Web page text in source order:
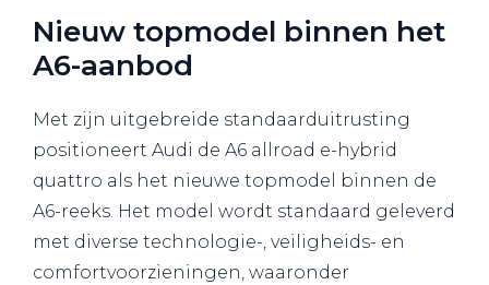
Nieuw topmodel binnen het
A6-aanbod
Met zijn uitgebreide standaarduitrusting
positioneert Audi de A6 allroad e-hybrid
quattro als het nieuwe topmodel binnen de
A6-reeks. Het model wordt standaard geleverd
met diverse technologie-, veiligheids- en
comfortvoorzieningen, waaronder